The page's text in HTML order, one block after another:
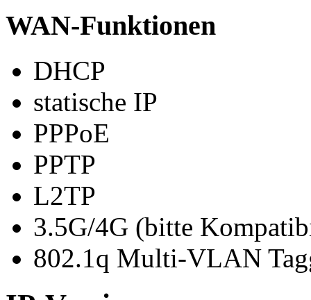
WAN-Funktionen
DHCP
statische IP
PPPoE
PPTP
L2TP
3.5G/4G (bitte
802.1q Multi-VLAN